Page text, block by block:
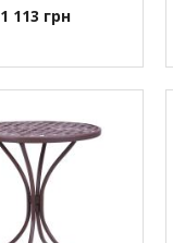
1 113 грн